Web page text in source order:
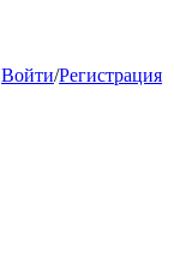
Войти/Регистрация